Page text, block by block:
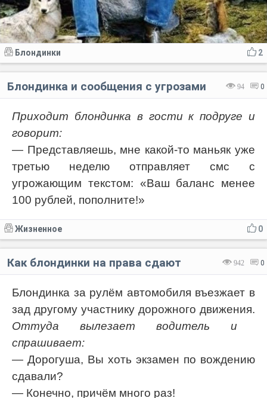
2
Блондинки
94 0
Блондинка и сообщения с угрозами
Приходит блондинка в гости к подруге и
говорит:
— Представляешь, мне какой-то маньяк уже
третью неделю отправляет смс с
угрожающим текстом: «Ваш баланс менее
100 рублей, пополните!»
0
Жизненное
942 0
Как блондинки на права сдают
Блондинка за рулём автомобиля въезжает в
зад другому участнику дорожного движения.
Оттуда вылезает водитель и
спрашивает:
— Дорогуша, Вы хоть экзамен по вождению
сдавали?
— Конечно, причём много раз!